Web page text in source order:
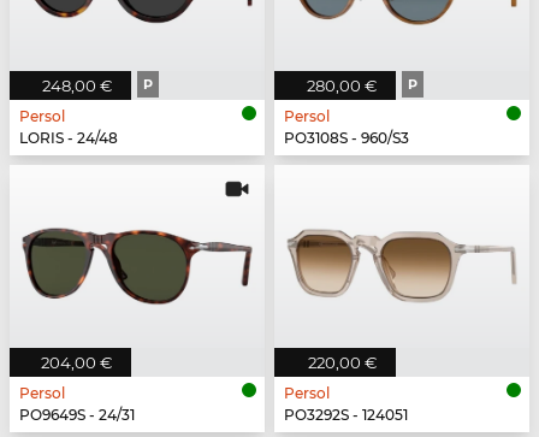
248,00 € P
Persol
LORIS - 24/48
280,00 € P
Persol
PO3108S - 960/S3
204,00 €
Persol
PO9649S - 24/31
220,00 €
Persol
PO3292S - 124051